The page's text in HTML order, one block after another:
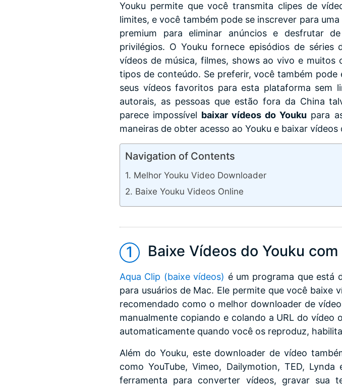
Youku permite que você transmita clipes de
limites, e você também pode se inscrever para
premium para eliminar anúncios e desfrutar
privilégios. O Youku fornece episódios de séries
vídeos de música, filmes, shows ao vivo e muitos
tipos de conteúdo. Se preferir, você também pode
seus vídeos favoritos para esta plataforma sem
autorais, as pessoas que estão fora da China
parece impossível baixar vídeos do Youku para
maneiras de obter acesso ao Youku e baixar vídeos
Navigation of Contents
Melhor Youku Video Downloader
Baixe Youku Videos Online
Baixe Vídeos do Youku
Aqua Clip (baixe vídeos) é um programa que está
para usuários de Mac. Ele permite que você baixe
recomendado como o melhor downloader de
manualmente copiando e colando a URL do
automaticamente quando você os reproduz,
Além do Youku, este downloader de vídeo
como YouTube, Vimeo, Dailymotion, TED,
ferramenta para converter vídeos, gravar sua